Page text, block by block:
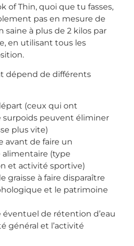
of Thin, quoi que tu fasses,
pas en mesure de
saine à plus de 2 kilos par
en utilisant tous les
dépend de différents
(ceux qui ont
surpoids peuvent éliminer
plus vite)
avant de faire un
alimentaire (type
et activité sportive)
graisse à faire disparaître
et le patrimoine
de rétention d’eau
général et l’activité